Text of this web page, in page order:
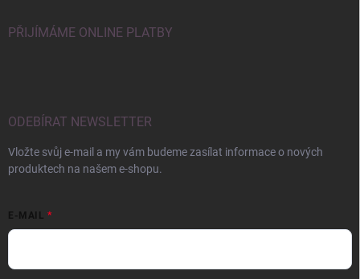
PŘIJÍMÁME ONLINE PLATBY
ODEBÍRAT NEWSLETTER
Vložte svůj e-mail a my vám budeme zasílat informace o nových
produktech na našem e-shopu.
E-MAIL